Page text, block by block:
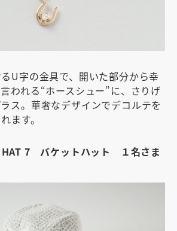
U字の金具で、開いた部分から幸
われる“ホースシュー”に、さりげ
ス。華奢なデザインでデコルテを
ます。
HAT 7 バケットハット １名さま